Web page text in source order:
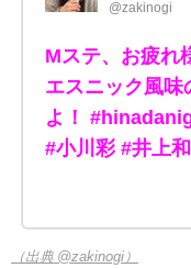
@zakinogi
Mステ、お疲れ
エスニック風味
よ！
#小川彩 #井上
（出典 @zakinogi）